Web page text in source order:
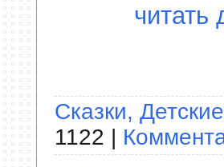
читать
Сказки,
1122 |